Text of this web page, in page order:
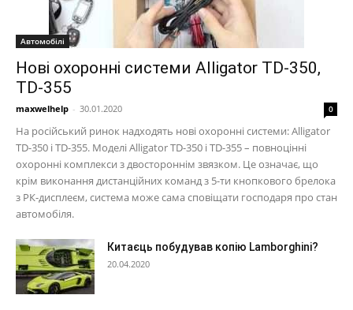
Автомобілі
Нові охоронні системи Alligator TD-350,
TD-355
maxwelhelp - 30.01.2020 0
На російський ринок надходять нові охоронні системи: Alligator
TD-350 і TD-355. Моделі Alligator TD-350 і TD-355 – повноцінні
охоронні комплекси з двостороннім звязком. Це означає, що
крім виконання дистанційних команд з 5-ти кнопкового брелока
з РК-дисплеєм, система може сама сповіщати господаря про стан
автомобіля.
Китаєць побудував копію Lamborghini?
20.04.2020